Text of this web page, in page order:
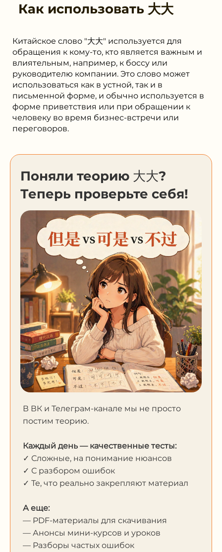
Как использовать 大大
Китайское слово "大大" используется для
обращения к кому-то, кто является важным и
влиятельным, например, к боссу или
руководителю компании. Это слово может
использоваться как в устной, так и в
письменной форме, и обычно используется в
форме приветствия или при обращении к
человеку во время бизнес-встречи или
переговоров.
Поняли теорию 大大?
Теперь проверьте себя!
В ВК и Телеграм-канале мы не просто
постим теорию.
Каждый день — качественные тесты:
✓ Сложные, на понимание нюансов
✓ С разбором ошибок
✓ Те, что реально закрепляют материал
А еще:
— PDF-материалы для скачивания
— Анонсы мини-курсов и уроков
— Разборы частых ошибок